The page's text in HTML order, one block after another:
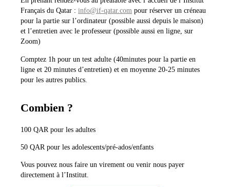
Français du Qatar : info@if-qatar.com pour réserver un créneau
pour la partie sur l’ordinateur (possible aussi depuis le maison)
et l’entretien avec le professeur (possible aussi en ligne, sur
Zoom)
Comptez 1h pour un test adulte (40minutes pour la partie en
ligne et 20 minutes d’entretien) et en moyenne 20-25 minutes
pour les autres publics.
Combien ?
100 QAR pour les adultes
50 QAR pour les adolescents/pré-ados/enfants
Vous pouvez nous faire un virement ou venir nous payer
directement à l’Institut.